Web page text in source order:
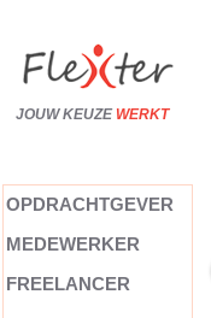
JOUW KEUZE WERKT
OPDRACHTGEVER
MEDEWERKER
FREELANCER